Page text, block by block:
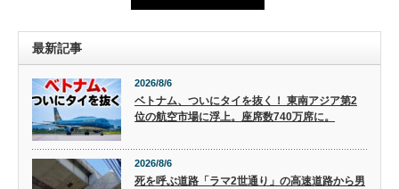
最新記事
2026/8/6
ベトナム、ついにタイを抜く！ 東南アジア第2
位の航空市場に浮上。座席数740万席に。
2026/8/6
死を呼ぶ道路「ラマ2世通り」の高速道路から男